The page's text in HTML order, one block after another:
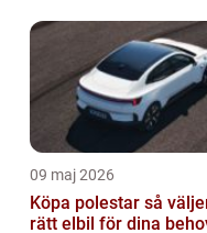
09 maj 2026
Köpa polestar så väljer du
rätt elbil för dina